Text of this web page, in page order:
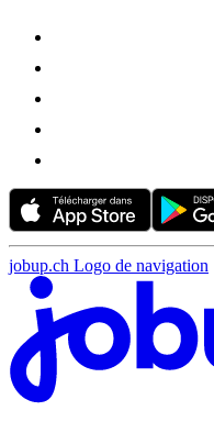
jobup.ch Logo de navigation